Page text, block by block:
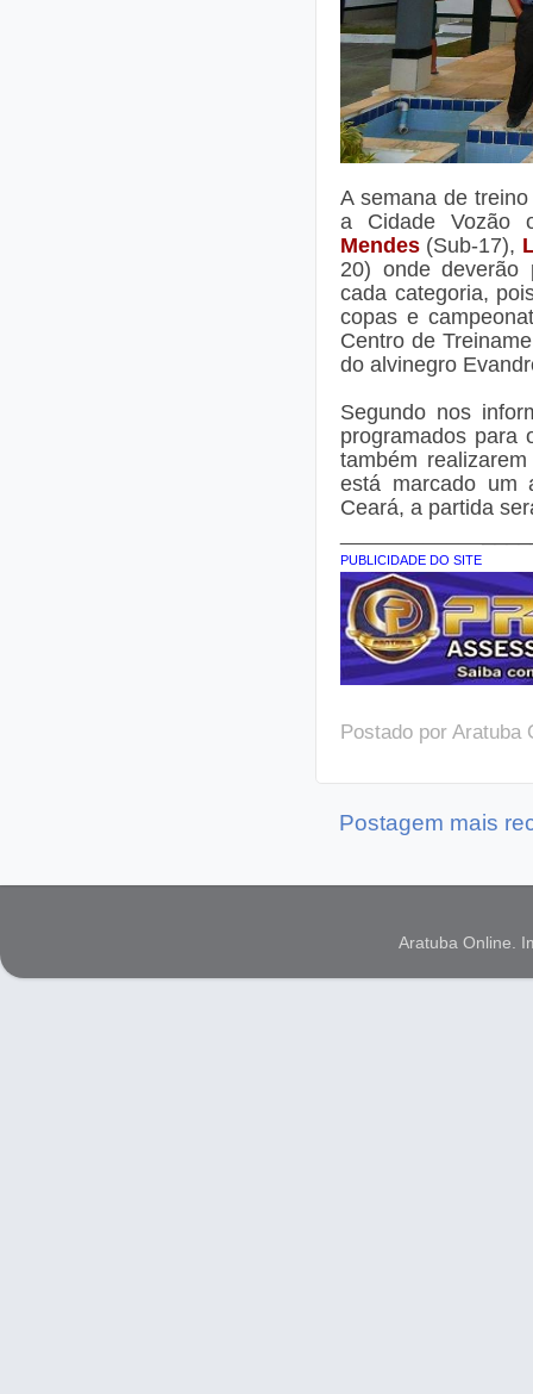
A semana de
a Cidade Vozão
Mendes (Sub-17),
20) onde deverão
cada categoria,
copas e
Centro de
do alvinegro
Segundo nos
programados para
também
está marcado um
Ceará, a partida
PUBLICIDADE DO SITE
Postado por Aratuba
Postagem mais
Aratuba Online.